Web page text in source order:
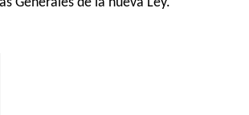
Generales de la nueva Ley.